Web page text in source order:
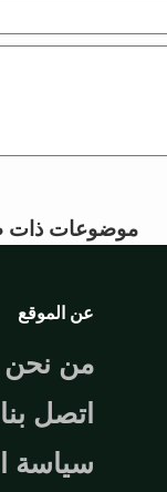
موضوعات ذات
عن الموقع
من نحن
اتصل بنا
سياسة